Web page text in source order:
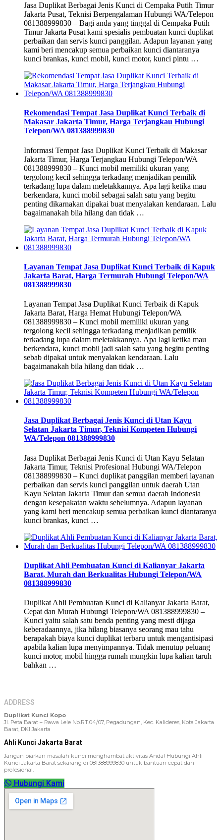
Jasa Duplikat Berbagai Jenis Kunci di Cempaka Putih Timur
Jakarta Pusat, Teknisi Berpengalaman Hubungi WA/Telepon
081388999830 – Bagi anda yang tinggal di Cempaka Putih
Timur Jakarta Pusat kami spesialis pembuatan kunci duplikat
perbaikan dan servis kunci panggilan. Adapun layanan yang
kami beri mencakup semua perbaikan kunci diantaranya
kunci brankas, kunci mobil, kunci motor, kunci pintu …
Rekomendasi Tempat Jasa Duplikat Kunci Terbaik di
Makasar Jakarta Timur, Harga Terjangkau Hubungi
Telepon/WA 081388999830
Informasi Tempat Jasa Duplikat Kunci Terbaik di Makasar
Jakarta Timur, Harga Terjangkau Hubungi Telepon/WA
081388999830 – Kunci mobil memiliki ukuran yang
tergolong kecil sehingga terkadang menjadikan pemilik
terkadang lupa dalam meletakkannya. Apa lagi ketika mau
berkendara, kunci mobil sebagai salah satu yang begitu
penting dikarnakan dipakai buat menyalakan kendaraan. Lalu
bagaimanakah bila hilang dan tidak …
Layanan Tempat Jasa Duplikat Kunci Terbaik di Kapuk
Jakarta Barat, Harga Termurah Hubungi Telepon/WA
081388999830
Layanan Tempat Jasa Duplikat Kunci Terbaik di Kapuk
Jakarta Barat, Harga Hemat Hubungi Telepon/WA
081388999830 – Kunci mobil memiliki ukuran yang
tergolong kecil sehingga terkadang menjadikan pemilik
terkadang lupa dalam meletakkannya. Apa lagi ketika mau
berkendara, kunci mobil jadi salah satu yang begitu penting
sebab dipakai untuk menyalakan kendaraan. Lalu
bagaimanakah bila hilang dan tidak …
Jasa Duplikat Berbagai Jenis Kunci di Utan Kayu
Selatan Jakarta Timur, Teknisi Kompeten Hubungi
WA/Telepon 081388999830
Jasa Duplikat Berbagai Jenis Kunci di Utan Kayu Selatan
Jakarta Timur, Teknisi Profesional Hubungi WA/Telepon
081388999830 – Kunci duplikat panggilan memberi layanan
perbaikan dan servis kunci panggilan untuk daerah Utan
Kayu Selatan Jakarta Timur dan semua daerah Indonesia
dengan kesepakatan waktu sebelumnya. Adapun layanan
yang kami beri mencakup semua perbaikan kunci diantaranya
kunci brankas, kunci …
Duplikat Ahli Pembuatan Kunci di Kalianyar Jakarta
Barat, Murah dan Berkualitas Hubungi Telepon/WA
081388999830
Duplikat Ahli Pembuatan Kunci di Kalianyar Jakarta Barat,
Cepat dan Murah Hubungi Telepon/WA 081388999830 –
Kunci yaitu salah satu benda penting yang mesti dijaga
keberadaannya, jika hilang biasanya seorang mau tahu
berapakah biaya kunci duplikat terbaru untuk mengantisipasi
apabila kalian lupa menyimpannya. Tidak menutup peluang
kunci motor, mobil hingga rumah mungkin lupa kalian taruh
bahkan …
ADDRESS
Duplikat Kunci Kopo
Jl. Peta Barat – Rawa Lele No.RT.04/07, Pegadungan, Kec. Kalideres, Kota Jakarta
Barat, DKI Jakarta
Ahli Kunci Jakarta Barat
Jangan biarkan masalah kunci menghambat aktivitas Anda! Hubungi Ahli
Kunci Jakarta Barat sekarang di 081388999830 untuk bantuan cepat dan
profesional.
Hubungi Kami